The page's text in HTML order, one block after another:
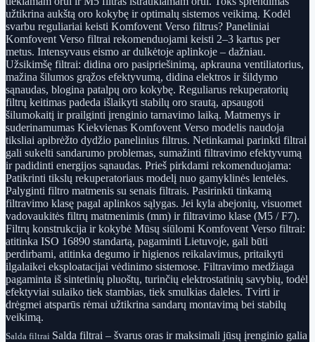
užtikrina aukštą oro kokybę ir optimalų sistemos veikimą. Kodėl
svarbu reguliariai keisti Komfovent Verso filtrus? Paneliniai
Komfovent Verso filtrai rekomenduojami keisti 2–3 kartus per
metus. Intensyvaus eismo ar dulkėtoje aplinkoje – dažniau.
Užsikimšę filtrai: didina oro pasipriešinimą, apkrauna ventiliatorius,
mažina šilumos grąžos efektyvumą, didina elektros ir šildymo
sąnaudas, blogina patalpų oro kokybę. Reguliarus rekuperatorių
filtrų keitimas padeda išlaikyti stabilų oro srautą, apsaugoti
šilumokaitį ir prailginti įrenginio tarnavimo laiką. Matmenys ir
suderinamumas Kiekvienas Komfovent Verso modelis naudoja
tiksliai apibrėžto dydžio panelinius filtrus. Netinkamai parinkti filtrai
gali sukelti sandarumo problemas, sumažinti filtravimo efektyvumą
ir padidinti energijos sąnaudas. Prieš pirkdami rekomenduojama:
Patikrinti tikslų rekuperatoriaus modelį nuo gamyklinės lentelės.
Palyginti filtro matmenis su senais filtrais. Pasirinkti tinkamą
filtravimo klasę pagal aplinkos sąlygas. Jei kyla abejonių, visuomet
vadovaukitės filtrų matmenimis (mm) ir filtravimo klase (M5 / F7).
Filtrų konstrukcija ir kokybė Mūsų siūlomi Komfovent Verso filtrai:
atitinka ISO 16890 standartą, pagaminti Lietuvoje, gali būti
perdirbami, atitinka degumo ir higienos reikalavimus, pritaikyti
ilgalaikei eksploatacijai vėdinimo sistemose. Filtravimo medžiaga
pagaminta iš sintetinių pluoštų, turinčių elektrostatinių savybių, todėl
efektyviai sulaiko tiek stambias, tiek smulkias daleles. Tvirti ir
drėgmei atsparūs rėmai užtikrina sandarų montavimą bei stabilų
veikimą.
Salda filtrai Salda filtrai – švarus oras ir maksimali jūsų įrenginio galia